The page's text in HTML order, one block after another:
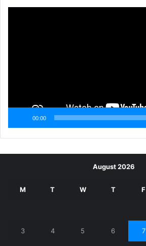
00:00
August 2026
M T W T F
3 4 5 6 7